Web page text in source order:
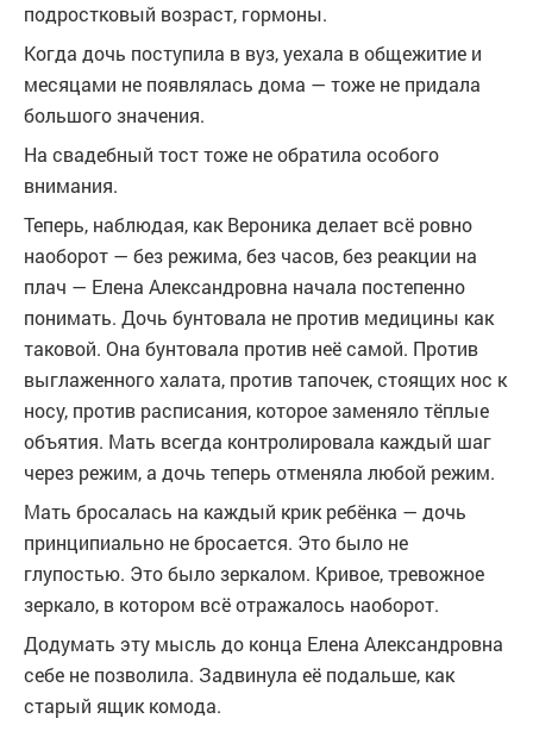
подростковый возраст, гормоны.
Когда дочь поступила в вуз, уехала в общежитие и
месяцами не появлялась дома — тоже не придала
большого значения.
На свадебный тост тоже не обратила особого
внимания.
Теперь, наблюдая, как Вероника делает всё ровно
наоборот — без режима, без часов, без реакции на
плач — Елена Александровна начала постепенно
понимать. Дочь бунтовала не против медицины как
таковой. Она бунтовала против неё самой. Против
выглаженного халата, против тапочек, стоящих нос к
носу, против расписания, которое заменяло тёплые
объятия. Мать всегда контролировала каждый шаг
через режим, а дочь теперь отменяла любой режим.
Мать бросалась на каждый крик ребёнка — дочь
принципиально не бросается. Это было не
глупостью. Это было зеркалом. Кривое, тревожное
зеркало, в котором всё отражалось наоборот.
Додумать эту мысль до конца Елена Александровна
себе не позволила. Задвинула её подальше, как
старый ящик комода.